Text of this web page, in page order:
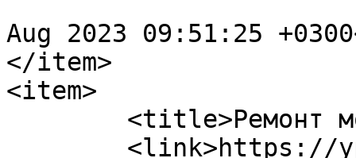
Aug 2023 09:51:25
</item>
<item>